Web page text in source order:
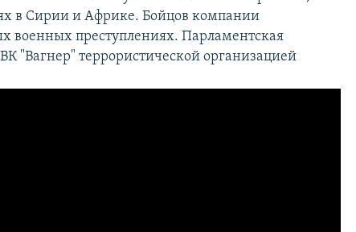
в Сирии и Африке. Бойцов компании
военных преступлениях. Парламентская
"Вагнер" террористической организацией